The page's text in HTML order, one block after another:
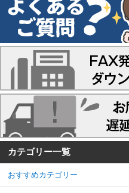
カテゴリー一覧
おすすめカテゴリー